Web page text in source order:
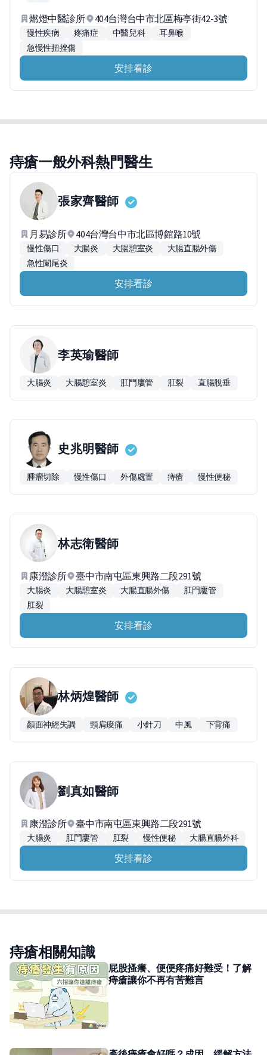
燃燈中醫診所 404台灣台中市北區梅亭街42-3號
慢性疾病 疼痛症 中醫兒科
耳鼻喉
急慢性扭挫傷
安排看診
痔瘡一般外科熱門醫生
張家齊醫師
月易診所 404台灣台中市北區博館路10號
慢性傷口 大腸炎 大腸憩室炎
大腸直腸外傷
急性闌尾炎
安排看診
李英瑜醫師
大腸炎 大腸憩室炎 肛門廔管 肛裂 直腸脫垂
史兆明醫師
腫瘤切除 慢性傷口 外傷處置 痔瘡 慢性便秘
林志衛醫師
康澄診所 臺中市南屯區東興路二段291號
大腸炎 大腸憩室炎 大腸直腸外傷
肛門廔管
肛裂
安排看診
林炳煌醫師
顏面神經失調 頸肩痠痛 小針刀 中風 下背痛
劉真如醫師
康澄診所 臺中市南屯區東興路二段291號
大腸炎 肛門廔管 肛裂 慢性便秘 大腸直腸外科
安排看診
痔瘡相關知識
屁股搔癢、便便疼痛好難受！了解
痔瘡讓你不再有苦難言